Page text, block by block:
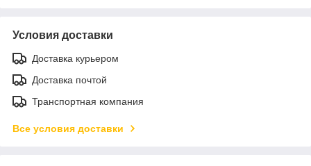
Условия доставки
Доставка курьером
Доставка почтой
Транспортная компания
Все условия доставки